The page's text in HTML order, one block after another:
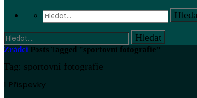
Zrádci Posts Tagged "sportovní fotografie"
Tag: sportovní fotografie
1 Příspevky